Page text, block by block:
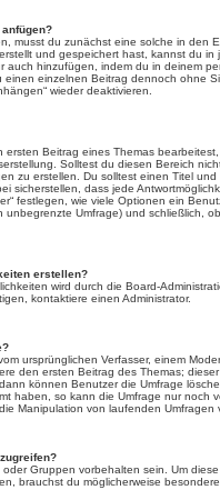
musst du zunächst eine solche in den
und gespeichert hast, kannst du in
auch hinzufügen, indem du in deinem
einzelnen Beitrag dennoch ohne
wieder deaktivieren.
Beitrag eines Themas
Solltest du diesen Bereich
zu erstellen. Du solltest einen Titel
sicherstellen, dass jede
festlegen, wie viele Optionen ein
Umfrage) und schließlich,
erstellen?
wird durch die Board-
kontaktiere einen Administrator.
ursprünglichen Verfasser, einem
den ersten Beitrag des Themas;
können Benutzer die Umfrage
haben, so kann die Umfrage nur noch
Manipulation von laufenden Umfragen
Gruppen vorbehalten sein. Um
brauchst du möglicherweise